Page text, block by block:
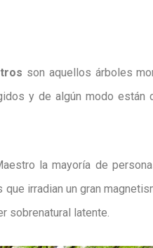
son aquellos árboles
y de algún modo
la mayoría de
que irradian un gran
sobrenatural latente.